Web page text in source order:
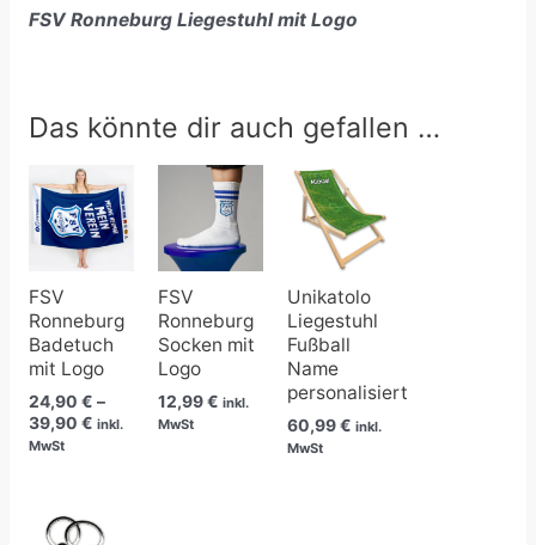
FSV Ronneburg Liegestuhl mit Logo
Das könnte dir auch gefallen …
FSV
Ronneburg
Badetuch
mit Logo
24,90 € –
39,90 €
24,90 €
bis
39,90 €
inkl.
MwSt
FSV
Ronneburg
Socken mit
Logo
12,99€ inkl.
MwSt
Unikatolo
Liegestuhl
Fußball
Name
personalisiert
60,99€ inkl.
MwSt